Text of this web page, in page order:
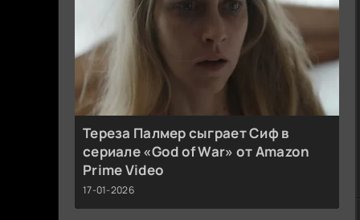
Тереза Палмер сыграет Сиф в
сериале «God of War» от Amazon
Prime Video
17-01-2026